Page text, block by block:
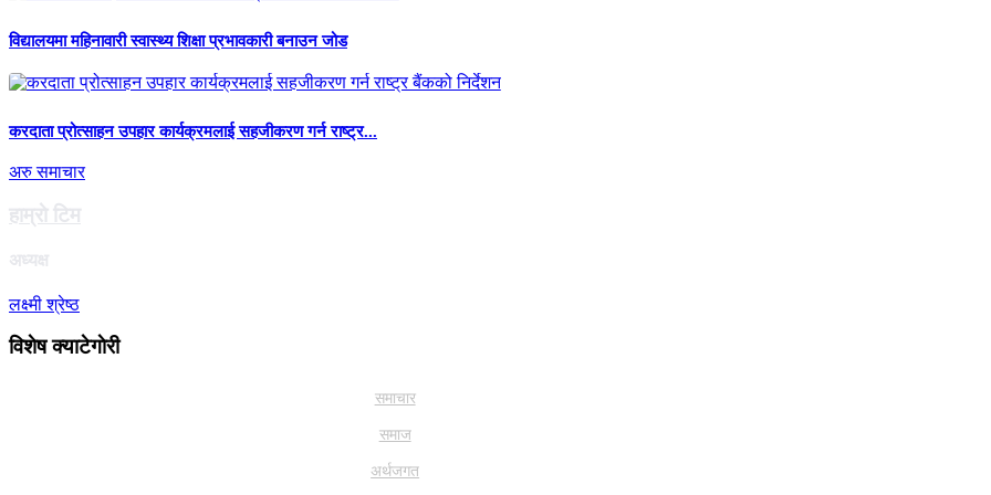
विद्यालयमा महिनावारी स्वास्थ्य शिक्षा प्रभावकारी बनाउन जोड
करदाता प्रोत्साहन उपहार कार्यक्रमलाई सहजीकरण गर्न राष्ट्र...
अरु समाचार
हाम्राे टिम
अध्यक्ष
लक्ष्मी श्रेष्ठ
विशेष क्याटेगाेरी
समाचार
समाज
अर्थजगत